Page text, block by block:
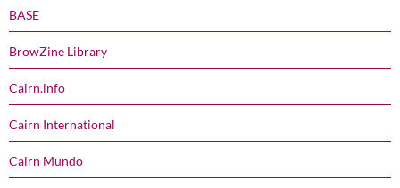
BASE
BrowZine Library
Cairn.info
Cairn International
Cairn Mundo